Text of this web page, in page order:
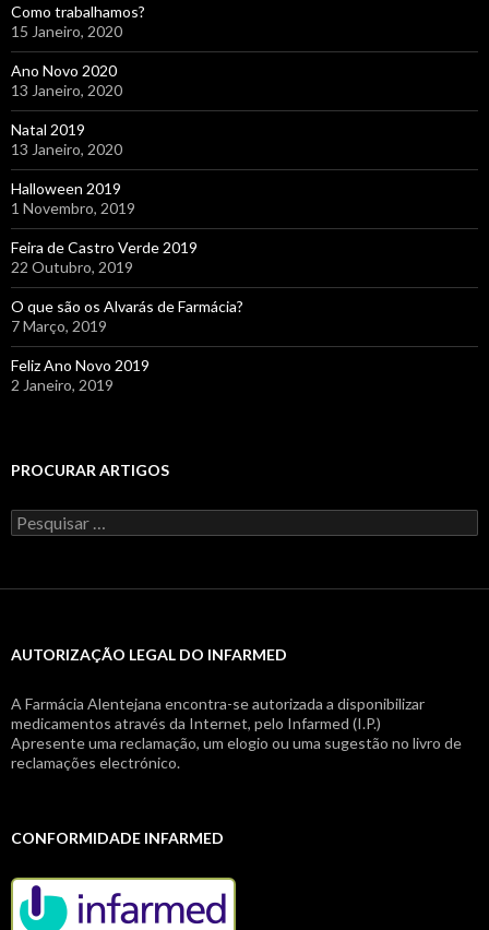
Como trabalhamos?
15 Janeiro, 2020
Ano Novo 2020
13 Janeiro, 2020
Natal 2019
13 Janeiro, 2020
Halloween 2019
1 Novembro, 2019
Feira de Castro Verde 2019
22 Outubro, 2019
O que são os Alvarás de Farmácia?
7 Março, 2019
Feliz Ano Novo 2019
2 Janeiro, 2019
PROCURAR ARTIGOS
Pesquisar
por:
AUTORIZAÇÃO LEGAL DO INFARMED
A Farmácia Alentejana encontra-se autorizada a disponibilizar
medicamentos através da Internet, pelo Infarmed (I.P.)
Apresente uma reclamação, um elogio ou uma sugestão no livro de
reclamações electrónico.
CONFORMIDADE INFARMED